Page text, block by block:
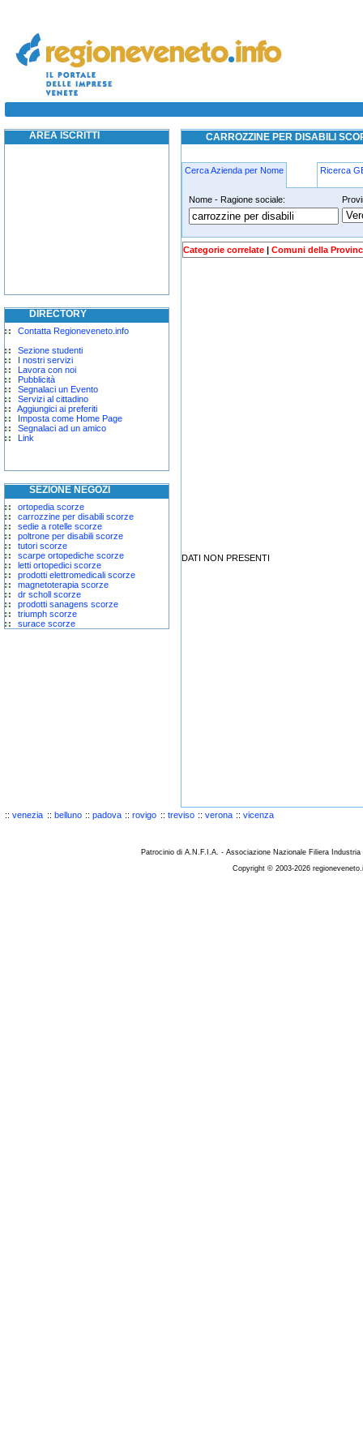
carrozzine per disabili scorze
AREA ISCRITTI
DIRECTORY
Contatta Regioneveneto.info
Sezione studenti
I nostri servizi
Lavora con noi
Pubblicità
Segnalaci un Evento
Servizi al cittadino
Aggiungici ai preferiti
Imposta come Home Page
Segnalaci ad un amico
Link
SEZIONE NEGOZI
ortopedia scorze
carrozzine per disabili scorze
sedie a rotelle scorze
poltrone per disabili scorze
tutori scorze
scarpe ortopediche scorze
letti ortopedici scorze
prodotti elettromedicali scorze
magnetoterapia scorze
dr scholl scorze
prodotti sanagens scorze
triumph scorze
surace scorze
CARROZZINE PER DISABILI
Cerca Azienda per Nome Ricerca
Nome - Ragione sociale:
carrozzine-per-disabili scorze
Categorie correlate | Comuni della
DATI NON PRESENTI
:: venezia :: belluno :: padova :: rovigo :: treviso :: verona :: vicenza
Patrocinio di A.N.F.I.A. - Associazione Nazionale Filiera
Copyright © 2003-2026